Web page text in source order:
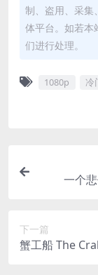
制、盗用、采集
体平台。如若本
们进行处理。
1080p 冷
下一篇
蟹工船 The